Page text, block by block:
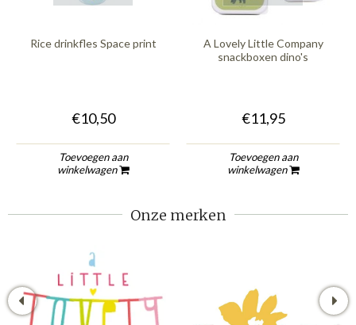
Rice drinkfles Space print
€10,50
Toevoegen aan
winkelwagen
A Lovely Little Company
snackboxen dino's
€11,95
Toevoegen aan
winkelwagen
Onze merken